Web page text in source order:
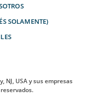
SOLAMENTE)
NJ, USA y sus empresas